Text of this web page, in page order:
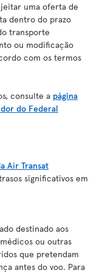
uma oferta de
dentro do prazo
transporte
ou modificação
com os termos
consulte a página
do Federal
Air Transat
significativos em
destinado aos
ou outras
que pretendam
antes do voo. Para